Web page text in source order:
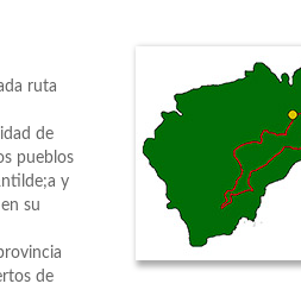
ruta
de
pueblos
y
su
de